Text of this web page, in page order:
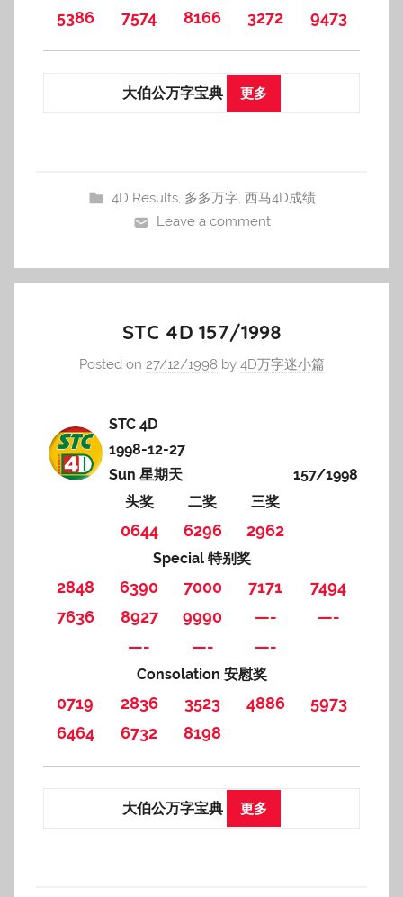
5386
7574 8166 3272 9473
大伯公万字宝典 更多
4D Results, 多多万字,西马4D成绩
Leave a comment
STC 4D 157/1998
Posted on 27/12/1998 by 4D万字迷小篇
STC 4D
1998-12-27
Sun 星期天
157/1998
头奖
二奖 三奖
0644 6296 2962
Special 特别奖
2848 6390 7000 7171
7494
7636
8927 9990 —-
—-
—-
—- —-
Consolation 安慰奖
0719 2836 3523 4886
5973
6464
6732 8198
大伯公万字宝典 更多